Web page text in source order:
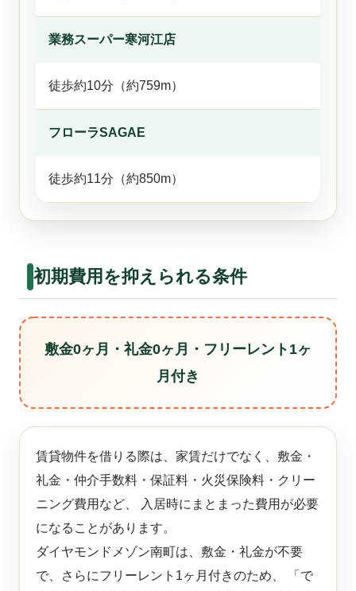
業務スーパー寒河江店
徒歩約10分（約759m）
フローラSAGAE
徒歩約11分（約850m）
初期費用を抑えられる条件
敷金0ヶ月・礼金0ヶ月・フリーレント1ヶ
月付き
賃貸物件を借りる際は、家賃だけでなく、敷金・
礼金・仲介手数料・保証料・火災保険料・クリー
ニング費用など、 入居時にまとまった費用が必要
になることがあります。
ダイヤモンドメゾン南町は、敷金・礼金が不要
で、さらにフリーレント1ヶ月付きのため、 「で